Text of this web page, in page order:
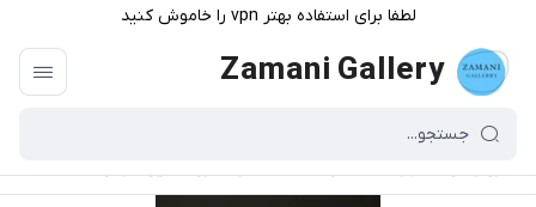
لطفا برای استفاده بهتر vpn را خاموش کنید
Zamani Gallery